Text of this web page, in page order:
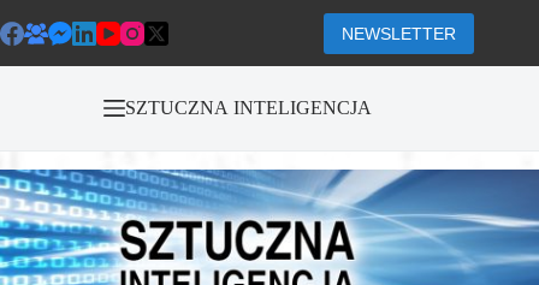
do
treści
NEWSLETTER
SZTUCZNA INTELIGENCJA